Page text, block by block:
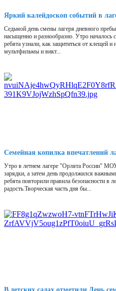
Яркий калейдоскоп событий в
Седьмой день смены лагеря дневного
насыщенно и разнообразно. Утро началось
ребята узнали, как защититься от клещей и
мультфильмы и викт...
Семейная копилка
Утро в летнем лагере "Орлята России"
зарядки, а затем день продолжился
ребята повторили правила безопасности в
радость.Творческая часть дня бы...